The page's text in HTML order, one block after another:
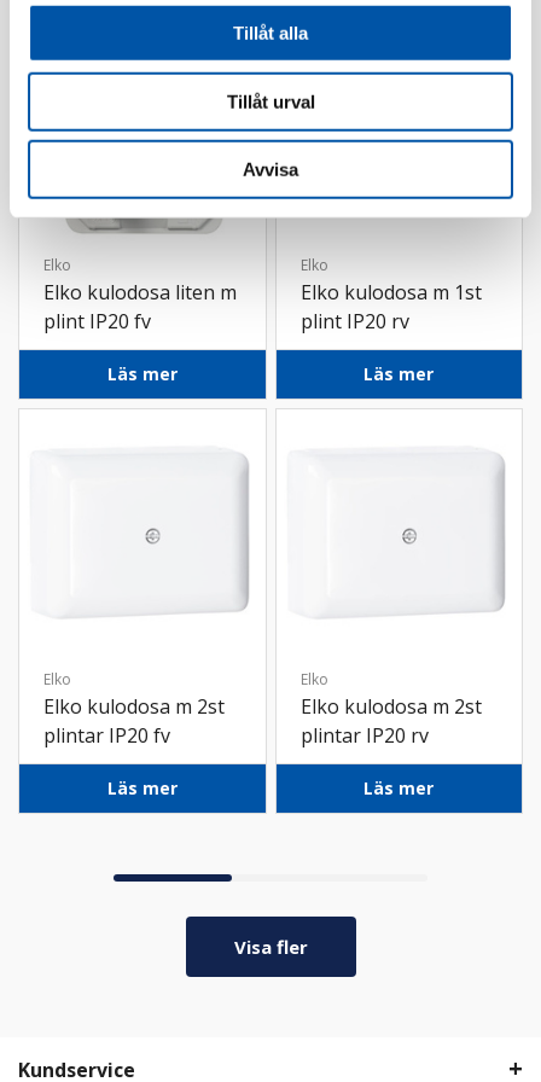
Tillåt alla
Tillåt urval
Avvisa
Elko
Elko kulodosa liten m
plint IP20 fv
Läs mer
Elko
Elko kulodosa m 1st
plint IP20 rv
Läs mer
Elko
Elko kulodosa m 2st
plintar IP20 fv
Läs mer
Elko
Elko kulodosa m 2st
plintar IP20 rv
Läs mer
Visa fler
Kundservice